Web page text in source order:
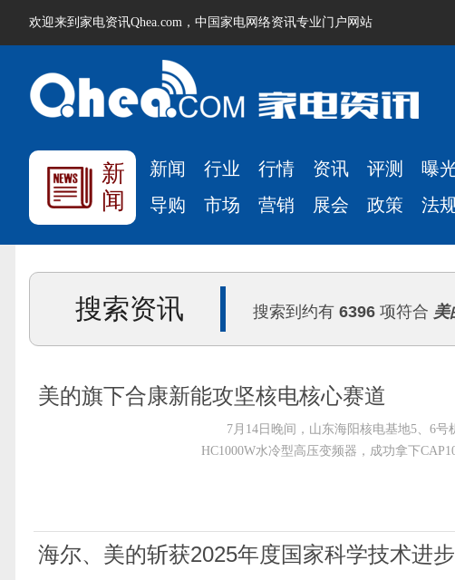
欢迎来到家电资讯Qhea.com，中国家电网络资讯专业门户网站
新
闻
新闻 行业 行情 资讯 评测 曝
导购
市场 营销 展会 政策 法
搜索资讯 搜索到约有 6396 项符合 美
美的旗下合康新能攻坚核电核心赛道
7月14日晚间，山东海阳核电基地5、6号
HC1000W水冷型高压变频器，成功拿下
海尔、美的斩获2025年度国家科学技术进